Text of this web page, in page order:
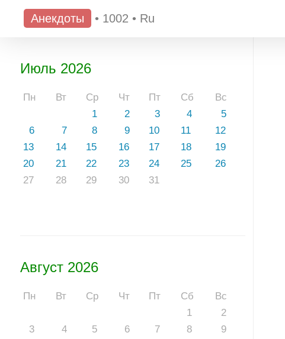
Анекдоты • 1002 • Ru
Июль 2026
Пн Вт Ср Чт Пт Сб
Вс
1
2 3 4
5
6
7 8 9 10 11
12
13
14 15 16 17 18
19
20
21 22 23 24 25
26
27
28 29 30 31
Август 2026
Пн Вт Ср Чт Пт Сб
Вс
1
2
3
4 5 6 7 8
9